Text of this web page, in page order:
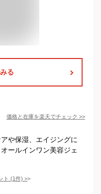
る
価格と在庫を楽天でチェック >>
や保湿、エイジングに
ールインワン美容ジェ
ト (1件) >